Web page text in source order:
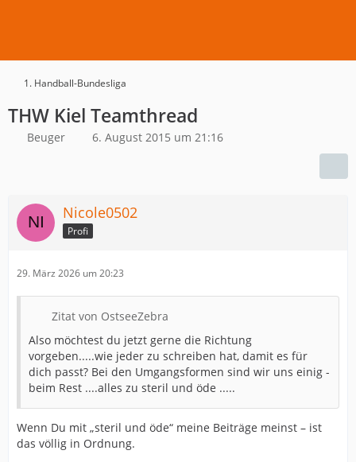
1. Handball-Bundesliga
THW Kiel Teamthread
Beuger 6. August 2015 um 21:16
Nicole0502
Profi
29. März 2026 um 20:23
Zitat von OstseeZebra
Also möchtest du jetzt gerne die Richtung
vorgeben.....wie jeder zu schreiben hat, damit es für
dich passt? Bei den Umgangsformen sind wir uns einig -
beim Rest ....alles zu steril und öde .....
Wenn Du mit „steril und öde“ meine Beiträge meinst – ist
das völlig in Ordnung.